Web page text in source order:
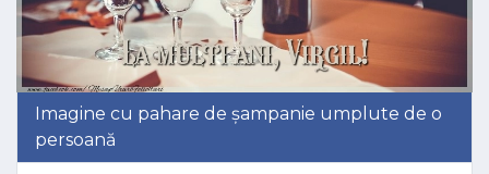
Imagine cu pahare de șampanie umplute de o
persoană